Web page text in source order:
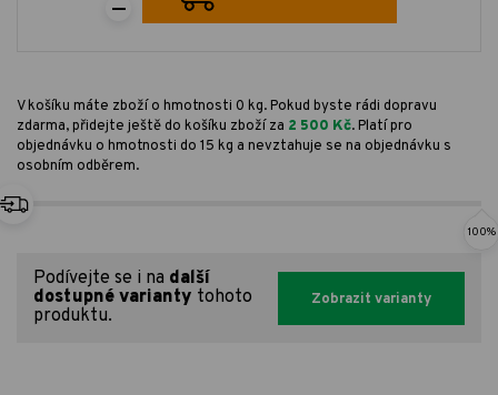
V košíku máte zboží o hmotnosti 0 kg. Pokud byste rádi dopravu
zdarma, přidejte ještě do košíku zboží za 2 500 Kč. Platí pro
objednávku o hmotnosti do 15 kg a nevztahuje se na objednávku s
osobním odběrem.
100%
Podívejte se i na další
dostupné varianty tohoto
produktu.
Zobrazit varianty